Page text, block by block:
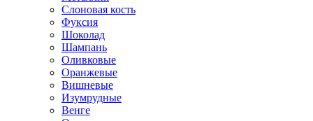
Слоновая кость
Фуксия
Шоколад
Шампань
Оливковые
Оранжевые
Вишневые
Изумрудные
Венге